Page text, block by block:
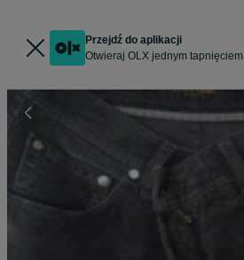
Przejdź do aplikacji
Otwieraj OLX jednym tapnięciem